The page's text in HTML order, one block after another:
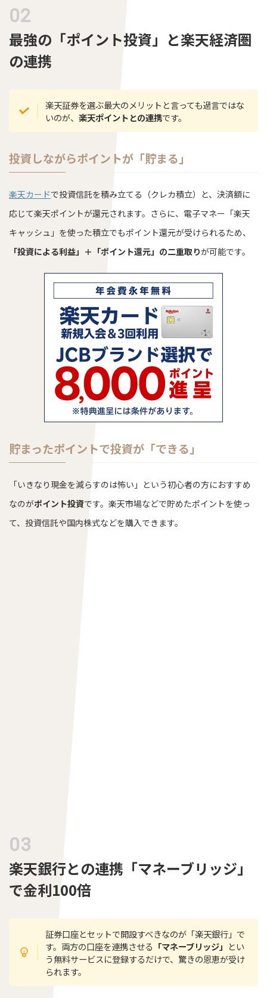
最強の「ポイント投資」と楽天経済圏
の連携
楽天証券を選ぶ最大のメリットと言っても過言ではな
いのが、楽天ポイントとの連携です。
投資しながらポイントが「貯まる」
楽天カードで投資信託を積み立てる（クレカ積立）と、決済額に
応じて楽天ポイントが還元されます。さらに、電子マネー「楽天
キャッシュ」を使った積立でもポイント還元が受けられるため、
「投資による利益」＋「ポイント還元」の二重取りが可能です。
貯まったポイントで投資が「できる」
「いきなり現金を減らすのは怖い」という初心者の方におすすめ
なのがポイント投資です。楽天市場などで貯めたポイントを使っ
て、投資信託や国内株式などを購入できます。
楽天銀行との連携「マネーブリッジ」
で金利100倍
証券口座とセットで開設すべきなのが「楽天銀行」で
す。両方の口座を連携させる 「マネーブリッジ」 とい
う無料サービスに登録するだけで、驚きの恩恵が受け
られます。